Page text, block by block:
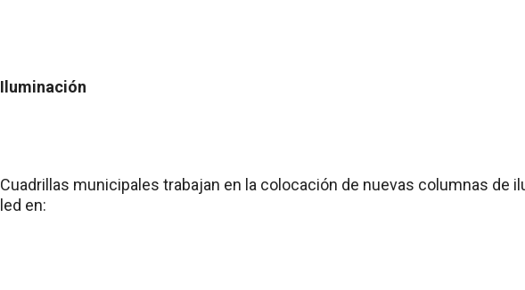
Iluminación
Cuadrillas municipales trabajan en la colocación de nuevas columnas de
led en: